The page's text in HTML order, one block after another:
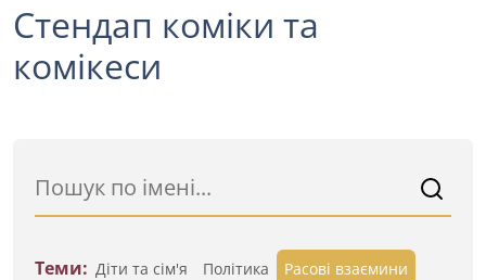
Стендап коміки та
комікеси
Теми: Діти та сім'я Політика
Расові взаємини